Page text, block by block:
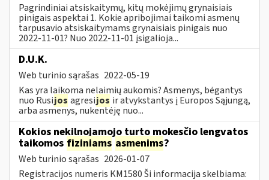
Pagrindiniai atsiskaitymų, kitų mokėjimų grynaisiais
pinigais aspektai 1. Kokie apribojimai taikomi asmenų
tarpusavio atsiskaitymams grynaisiais pinigais nuo
2022-11-01? Nuo 2022-11-01 įsigalioja...
D.U.K.
Web turinio sąrašas 2022-05-19
Kas yra laikoma nelaimių aukomis? Asmenys, bėgantys
nuo Rusijos agresijos ir atvykstantys į Europos Sąjungą,
arba asmenys, nukentėję nuo...
Kokios nekilnojamojo turto mokesčio lengvatos
taikomos fiziniams asmenims?
Web turinio sąrašas 2026-01-07
Registracijos numeris KM1580 Ši informacija skelbiama: